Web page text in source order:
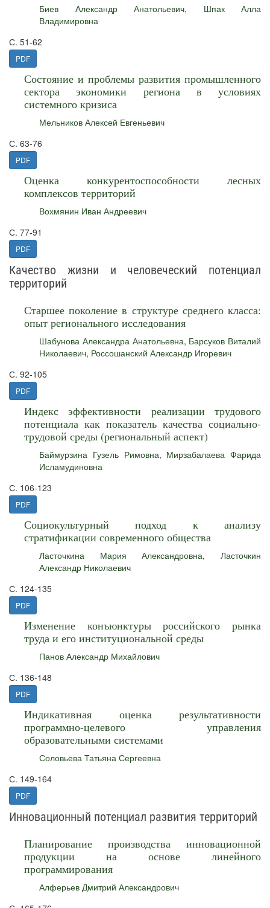
Биев Александр Анатольевич, Шпак Алла
Владимировна
С. 51-62
PDF
Состояние и проблемы развития промышленного
сектора экономики региона в условиях
системного кризиса
Мельников Алексей Евгеньевич
С. 63-76
PDF
Оценка конкурентоспособности лесных
комплексов территорий
Вохмянин Иван Андреевич
С. 77-91
PDF
Качество жизни и человеческий потенциал
территорий
Старшее поколение в структуре среднего класса:
опыт регионального исследования
Шабунова Александра Анатольевна, Барсуков Виталий
Николаевич, Россошанский Александр Игоревич
С. 92-105
PDF
Индекс эффективности реализации трудового
потенциала как показатель качества социально-
трудовой среды (региональный аспект)
Баймурзина Гузель Римовна, Мирзабалаева Фарида
Исламудиновна
С. 106-123
PDF
Социокультурный подход к анализу
стратификации современного общества
Ласточкина Мария Александровна,Ласточкин
Александр Николаевич
С. 124-135
PDF
Изменение конъюнктуры российского рынка
труда и его институциональной среды
Панов Александр Михайлович
С. 136-148
PDF
Индикативная оценка результативности
программно-целевого управления
образовательными системами
Соловьева Татьяна Сергеевна
С. 149-164
PDF
Инновационный потенциал развития территорий
Планирование производства инновационной
продукции на основе линейного
программирования
Алферьев Дмитрий Александрович